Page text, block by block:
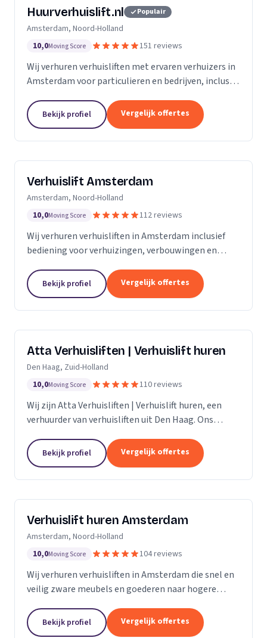
Huurverhuislift.nl Populair
Amsterdam, Noord-Holland
10,0Moving Score 151 reviews
Wij verhuren verhuisliften met ervaren verhuizers in
Amsterdam voor particulieren en bedrijven, inclusief
Bekijk profiel Vergelijk offertes
Verhuislift Amsterdam
Amsterdam, Noord-Holland
10,0Moving Score 112 reviews
Wij verhuren verhuisliften in Amsterdam inclusief
bediening voor verhuizingen, verbouwingen en
service.Bekijk profiel Vergelijk offertes
Atta Verhuisliften | Verhuislift huren
Den Haag, Zuid-Holland
10,0Moving Score 110 reviews
Wij zijn Atta Verhuisliften | Verhuislift huren, een
verhuurder van verhuisliften uit Den Haag. Ons
Bekijk profiel Vergelijk offertes
Verhuislift huren Amsterdam
Amsterdam, Noord-Holland
10,0Moving Score 104 reviews
Wij verhuren verhuisliften in Amsterdam die snel en
veilig zware meubels en goederen naar hogere
Bekijk profiel Vergelijk offertes